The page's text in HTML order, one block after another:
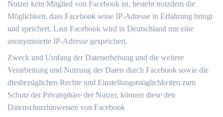
Nutzer kein Mitglied von Facebook ist, besteht trotzdem die
Möglichkeit, dass Facebook seine IP-Adresse in Erfahrung bringt
und speichert. Laut Facebook wird in Deutschland nur eine
anonymisierte IP-Adresse gespeichert.
Zweck und Umfang der Datenerhebung und die weitere
Verarbeitung und Nutzung der Daten durch Facebook sowie die
diesbezüglichen Rechte und Einstellungsmöglichkeiten zum
Schutz der Privatsphäre der Nutzer, können diese den
Datenschutzhinweisen von Facebook